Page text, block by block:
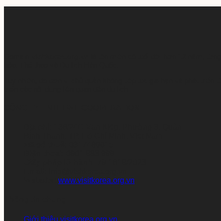
www.visitkorea.org.vn
Giới thiệu visitkorea.org.vn